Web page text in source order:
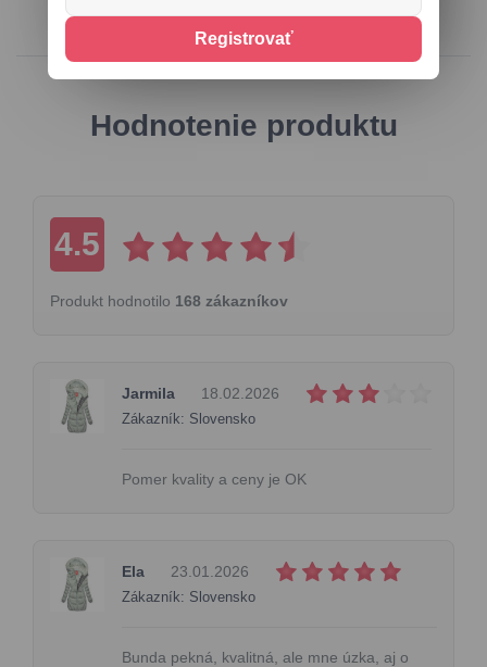
Hodnotenie produktu
4.5
Produkt hodnotilo 168 zákazníkov
Jarmila 18.02.2026
Zákazník: Slovensko
Pomer kvality a ceny je OK
Ela 23.01.2026
Zákazník: Slovensko
Bunda pekná, kvalitná, ale mne úzka, aj o
Registrovať